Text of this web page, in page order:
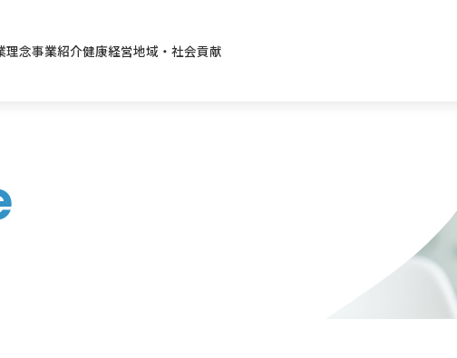
理念事業紹介健康経営地域・社会貢献